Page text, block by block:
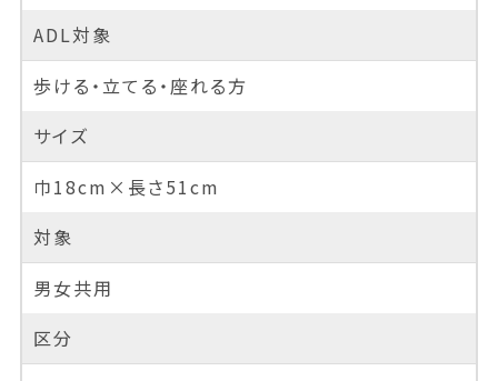
ADL対象
歩ける・立てる・座れる方
サイズ
巾18cm×長さ51cm
対象
男女共用
区分